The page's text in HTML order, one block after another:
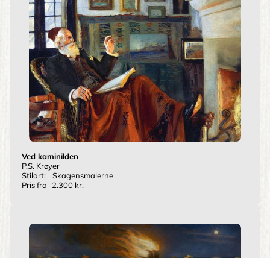
Ved kaminilden
P.S. Krøyer
Stilart:
Skagensmalerne
Pris fra
2.300 kr.